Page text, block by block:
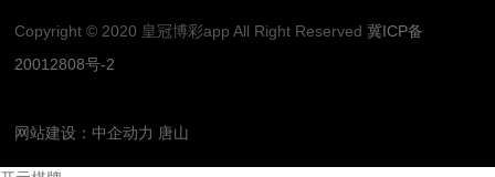
Copyright © 2020 皇冠博彩app All Right Reserved冀ICP备
20012808号-2
网站建设：中企动力 唐山